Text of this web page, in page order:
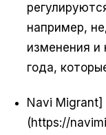
например,
изменения и
года,
Navi Migrant]
(https://